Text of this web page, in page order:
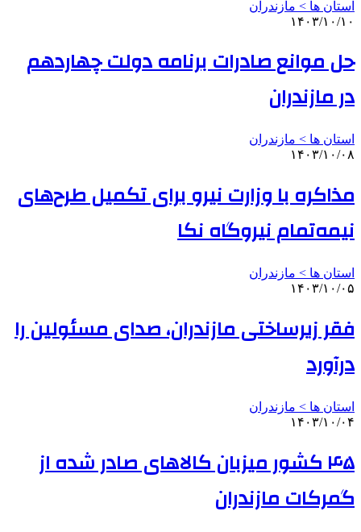
استان ها > مازندران
۱۴۰۳/۱۰/۱۰
حل موانع صادرات برنامه دولت چهاردهم
در مازندران
استان ها > مازندران
۱۴۰۳/۱۰/۰۸
مذاکره با وزارت نیرو برای تکمیل طرح‌های
نیمه‌تمام نیروگاه نکا
استان ها > مازندران
۱۴۰۳/۱۰/۰۵
فقر زیرساختی مازندران، صدای مسئولین را
درآورد
استان ها > مازندران
۱۴۰۳/۱۰/۰۴
۴۵ کشور میزبان کالاهای صادر شده از
گمرکات مازندران